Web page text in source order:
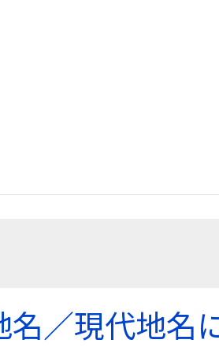
名／現代地名